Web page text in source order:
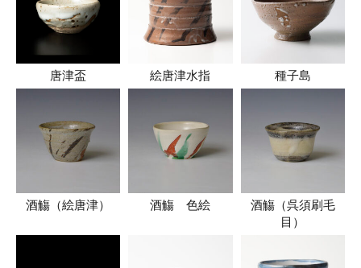
唐津盃 絵唐津水指 種子島
酒觴（絵唐津） 酒觴 色絵
酒觴（呉須刷毛
目）